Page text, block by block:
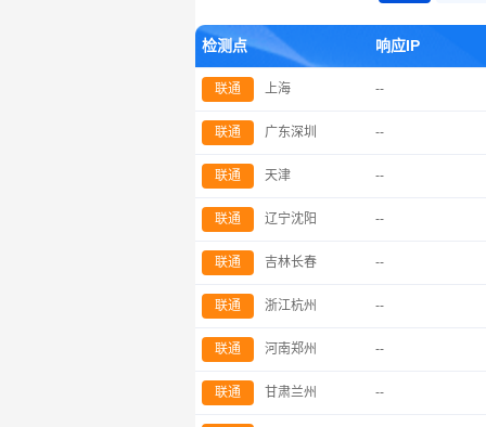
检测点 响应IP
联通 上海 --
联通 广东深圳 --
联通 天津 --
联通 辽宁沈阳 --
联通 吉林长春 --
联通 浙江杭州 --
联通 河南郑州 --
联通 甘肃兰州 --